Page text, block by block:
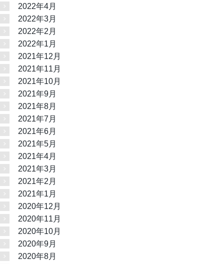
2022年4月
2022年3月
2022年2月
2022年1月
2021年12月
2021年11月
2021年10月
2021年9月
2021年8月
2021年7月
2021年6月
2021年5月
2021年4月
2021年3月
2021年2月
2021年1月
2020年12月
2020年11月
2020年10月
2020年9月
2020年8月